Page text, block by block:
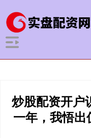
炒股配资开户
一年，我悟